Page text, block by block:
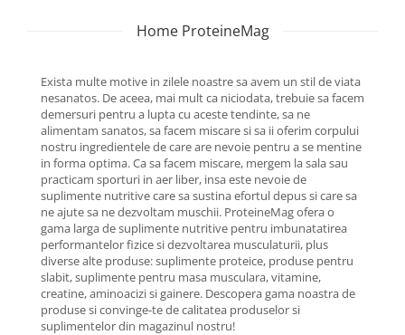
Home ProteineMag
Exista multe motive in zilele noastre sa avem un stil de viata
nesanatos. De aceea, mai mult ca niciodata, trebuie sa facem
demersuri pentru a lupta cu aceste tendinte, sa ne
alimentam sanatos, sa facem miscare si sa ii oferim corpului
nostru ingredientele de care are nevoie pentru a se mentine
in forma optima. Ca sa facem miscare, mergem la sala sau
practicam sporturi in aer liber, insa este nevoie de
suplimente nutritive care sa sustina efortul depus si care sa
ne ajute sa ne dezvoltam muschii. ProteineMag ofera o
gama larga de suplimente nutritive pentru imbunatatirea
performantelor fizice si dezvoltarea musculaturii, plus
diverse alte produse: suplimente proteice, produse pentru
slabit, suplimente pentru masa musculara, vitamine,
creatine, aminoacizi si gainere. Descopera gama noastra de
produse si convinge-te de calitatea produselor si
suplimentelor din magazinul nostru!